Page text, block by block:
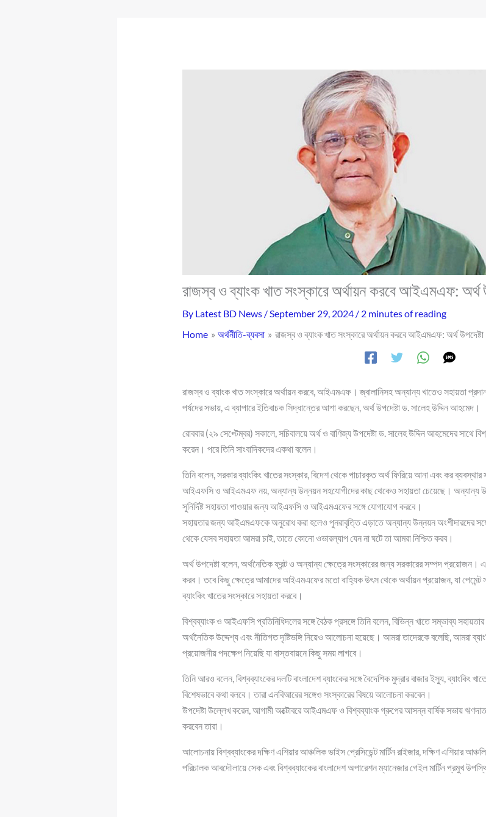
রাজস্ব ও ব্যাংক খাত সংস্কারে অর্থায়ন করবে আইএমএফ: অর্থ
By Latest BD News /September 29, 2024 / 2 minutes of reading
Home
অর্থনীতি-ব্যবসা রাজস্ব ও ব্যাংক খাত সংস্কারে অর্থায়ন করবে আইএমএফ: অর্থ উপদেষ্টা
রাজস্ব ও ব্যাংক খাত সংস্কারে অর্থায়ন করবে, আইএমএফ। জ্বালানিসহ অন্যান্য খাতেও সহায়তা
পর্ষদের সভায়, এ ব্যাপারে ইতিবাচক সিদ্ধান্তের আশা করছেন, অর্থ উপদেষ্টা ড. সালেহ উদ্দিন আহমেদ।
রোববার (২৯ সেপ্টেম্বর) সকালে, সচিবালয়ে অর্থ ও বাণিজ্য উপদেষ্টা ড. সালেহ উদ্দিন আহমেদের সাথে
করেন। পরে তিনি সাংবাদিকদের একথা বলেন।
তিনি বলেন, সরকার ব্যাংকিং খাতের সংস্কার, বিদেশ থেকে পাচারকৃত অর্থ ফিরিয়ে আনা এবং কর
আইএফসি ও আইএমএফ নয়, অন্যান্য উন্নয়ন সহযোগীদের কাছ থেকেও সহায়তা চেয়েছে। অন্যান্য
সুনির্দিষ্ট সহায়তা পাওয়ার জন্য আইএফসি ও আইএমএফের সঙ্গে যোগাযোগ করবে।
সহায়তার জন্য আইএমএফকে অনুরোধ করা হলেও পুনরাবৃত্তি এড়াতে অন্যান্য উন্নয়ন অংশীদারদের
থেকে যেসব সহায়তা আমরা চাই, তাতে কোনো ওভারল্যাপ যেন না ঘটে তা আমরা নিশ্চিত করব।
অর্থ উপদেষ্টা বলেন, অর্থনৈতিক ফ্রন্ট ও অন্যান্য ক্ষেত্রে সংস্কারের জন্য সরকারের সম্পদ প্রয়োজন।
করব। তবে কিছু ক্ষেত্রে আমাদের আইএমএফের মতো বাহ্যিক উৎস থেকে অর্থায়ন প্রয়োজন, যা পেমেন্ট
ব্যাংকিং খাতের সংস্কারে সহায়তা করবে।
বিশ্বব্যাংক ও আইএফসি প্রতিনিধিদলের সঙ্গে বৈঠক প্রসঙ্গে তিনি বলেন, বিভিন্ন খাতে সম্ভাব্য
অর্থনৈতিক উদ্দেশ্য এবং নীতিগত দৃষ্টিভঙ্গি নিয়েও আলোচনা হয়েছে। আমরা তাদেরকে বলেছি, আমরা
প্রয়োজনীয় পদক্ষেপ নিয়েছি যা বাস্তবায়নে কিছু সময় লাগবে।
তিনি আরও বলেন, বিশ্বব্যাংকের দলটি বাংলাদেশ ব্যাংকের সঙ্গে বৈদেশিক মুদ্রার বাজার ইস্যু, ব্যাংকিং
বিশেষভাবে কথা বলবে। তারা এনবিআরের সঙ্গেও সংস্কারের বিষয়ে আলোচনা করবেন।
উপদেষ্টা উল্লেখ করেন, আগামী অক্টোবরে আইএমএফ ও বিশ্বব্যাংক গ্রুপের আসন্ন বার্ষিক সভায়
করবেন তারা।
আলোচনায় বিশ্বব্যাংকের দক্ষিণ এশিয়ার আঞ্চলিক ভাইস প্রেসিডেন্ট মার্টিন রাইজার, দক্ষিণ এশিয়ার
পরিচালক আবদৌলায়ে সেক এবং বিশ্বব্যাংকের বাংলাদেশ অপারেশন ম্যানেজার গেইল মার্টিন প্রমুখ